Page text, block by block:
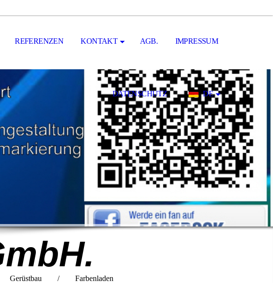
REFERENZEN KONTAKT AGB. IMPRESSUM
DATENSCHUTZ DE
Gerüstbau / Farbenladen